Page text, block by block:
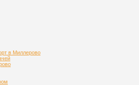
в Миллерово